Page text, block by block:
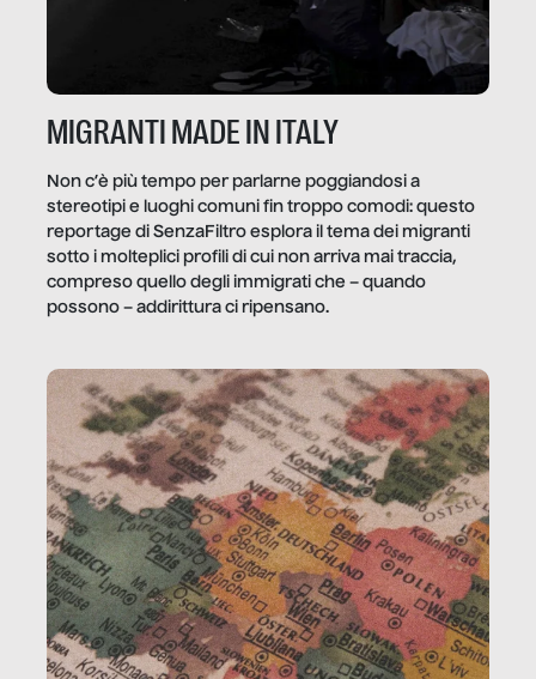
MIGRANTI MADE IN ITALY
Non c’è più tempo per parlarne poggiandosi a
stereotipi e luoghi comuni fin troppo comodi: questo
reportage di SenzaFiltro esplora il tema dei migranti
sotto i molteplici profili di cui non arriva mai traccia,
compreso quello degli immigrati che – quando
possono – addirittura ci ripensano.